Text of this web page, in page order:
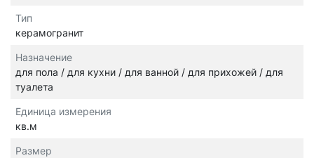
Тип
керамогранит
Назначение
для пола / для кухни / для ванной / для прихожей / для
туалета
Единица измерения
кв.м
Размер